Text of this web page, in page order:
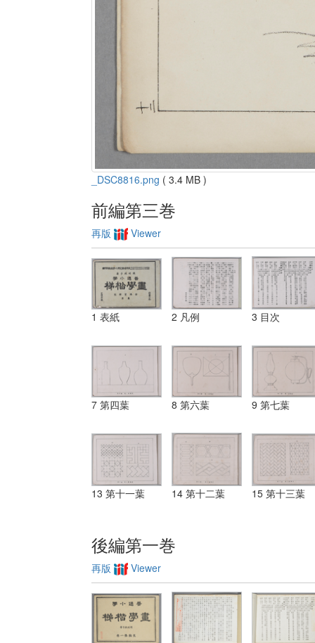
_DSC8816.png ( 3.4 MB )
前編第三巻
再版 Viewer
1 表紙 2 凡例 3 目次
7 第四葉 8 第六葉 9 第七葉
13 第十一葉 14 第十二葉 15 第十三葉
後編第一巻
再版 Viewer